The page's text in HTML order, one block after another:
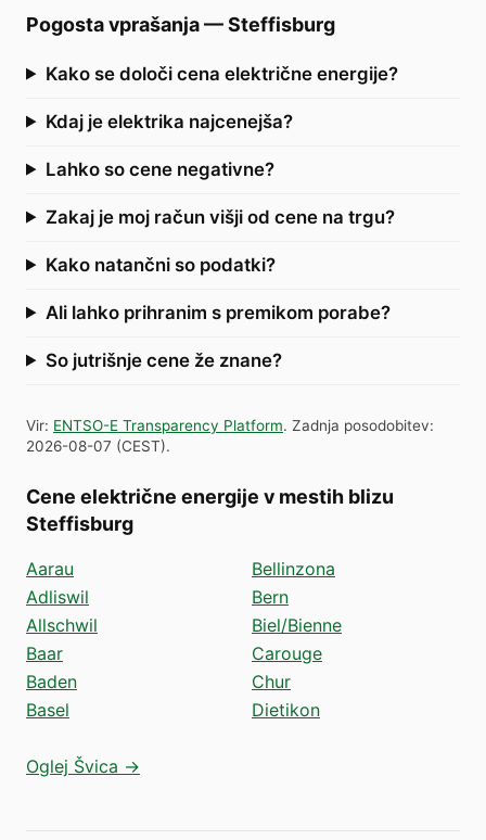
Pogosta vprašanja—Steffisburg
Kako se določi cena električne energije?
Kdaj je elektrika najcenejša?
Lahko so cene negativne?
Zakaj je moj račun višji od cene na trgu?
Kako natančni so podatki?
Ali lahko prihranim s premikom porabe?
So jutrišnje cene že znane?
Vir: ENTSO-E Transparency Platform. Zadnja posodobitev:
2026-08-07 (CEST).
Cene električne energije v mestih blizu
Steffisburg
Aarau
Adliswil
Allschwil
Baar
Baden
Basel
Bellinzona
Bern
Biel/Bienne
Carouge
Chur
Dietikon
Oglej Švica →